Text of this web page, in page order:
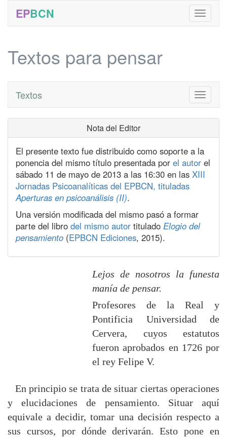
EPBCN
Textos para pensar
Toggle
Textos
Nota del Editor
El presente texto fue distribuido como soporte a la
ponencia del mismo título presentada por el autor el
sábado 11 de mayo de 2013 a las 16:30 en las XIII
Jornadas Psicoanalíticas del EPBCN, tituladas
Aperturas en psicoanálisis (II).
Una versión modificada del mismo pasó a formar
parte del libro del mismo autor titulado Elogio del
pensamiento (EPBCN Ediciones, 2015).
Lejos de nosotros la funesta
manía de pensar.
Profesores de la Real y
Pontificia Universidad de
Cervera, cuyos estatutos
fueron aprobados en 1726 por
el rey Felipe V.
En principio se trata de situar ciertas operaciones
y elucidaciones de pensamiento. Situar aquí
equivale a decidir, tomar una decisión respecto a
sus cursos, por dónde derivarán. Esto pone en